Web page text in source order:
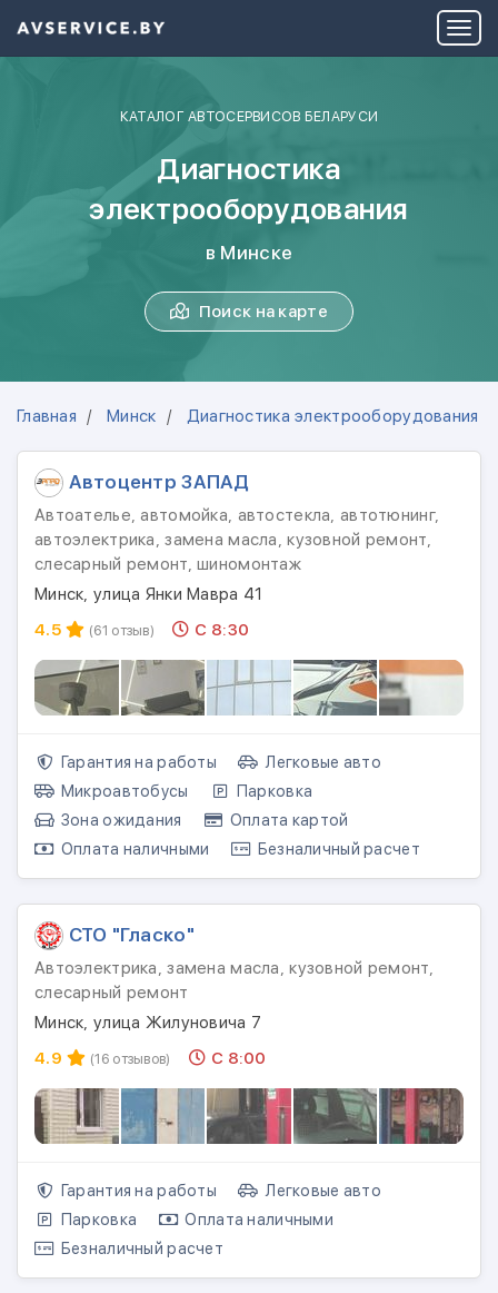
КАТАЛОГ АВТОСЕРВИСОВ БЕЛАРУСИ
Диагностика
электрооборудования
в Минске
Поиск на карте
Главная Минск Диагностика электрооборудования
Автоцентр ЗАПАД
Автоателье, автомойка, автостекла, автотюнинг,
автоэлектрика, замена масла, кузовной ремонт,
слесарный ремонт, шиномонтаж
Минск, улица Янки Мавра 41
4.5
(61 отзыв) С 8:30
Гарантия на работы
Легковые авто
Микроавтобусы
Парковка
Зона ожидания
Оплата картой
Оплата наличными
Безналичный расчет
СТО "Гласко"
Автоэлектрика, замена масла, кузовной ремонт,
слесарный ремонт
Минск, улица Жилуновича 7
4.9
(16 отзывов) С 8:00
Гарантия на работы
Легковые авто
Парковка
Оплата наличными
Безналичный расчет